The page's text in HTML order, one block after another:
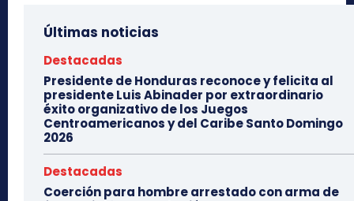
Últimas noticias
Destacadas
Presidente de Honduras reconoce y felicita al
presidente Luis Abinader por extraordinario
éxito organizativo de los Juegos
Centroamericanos y del Caribe Santo Domingo
2026
Destacadas
Coerción para hombre arrestado con arma de